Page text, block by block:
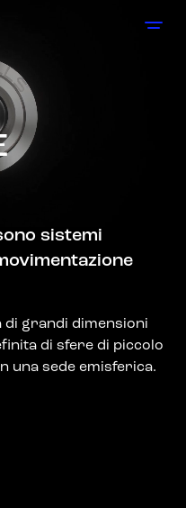
sistemi
di grandi dimensioni
di sfere di piccolo
una sede emisferica.